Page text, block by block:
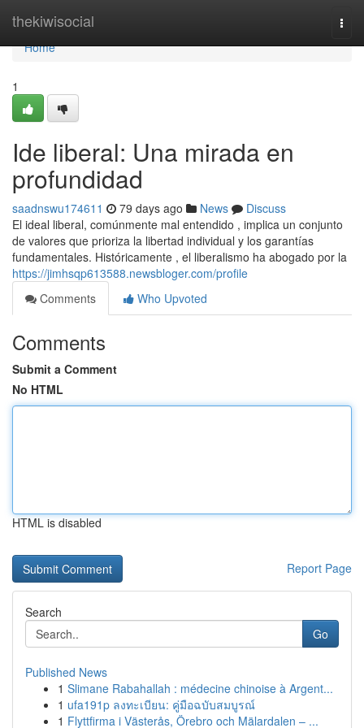
thekiwisocial
Home
Home
1
Ide liberal: Una mirada en
profundidad
saadnswu174611 79 days ago News
Discuss
El ideal liberal, comúnmente mal entendido , implica un conjunto
de valores que prioriza la libertad individual y los garantías
fundamentales. Históricamente , el liberalismo ha abogado por la
https://jimhsqp613588.newsbloger.com/profile
Comments
Who Upvoted
Comments
Submit a Comment
No HTML
HTML is disabled
Report Page
Search
Go
Published News
1 Slimane Rabahallah : médecine chinoise à Argent...
1 ufa191p ลงทะเบียน: คู่มือฉบับสมบูรณ์
1 Flyttfirma i Västerås, Örebro och Mälardalen – ...